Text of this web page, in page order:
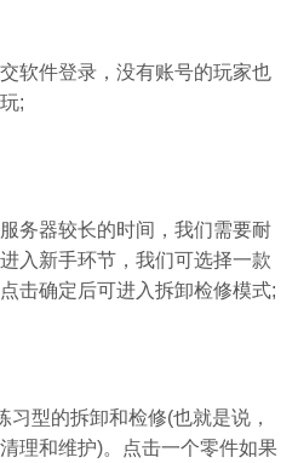
软件登录，没有账号的玩家也
;
服务器较长的时间，我们需要耐
入新手环节，我们可选择一款
击确定后可进入拆卸检修模式;
习型的拆卸和检修(也就是说，
理和维护)。点击一个零件如果